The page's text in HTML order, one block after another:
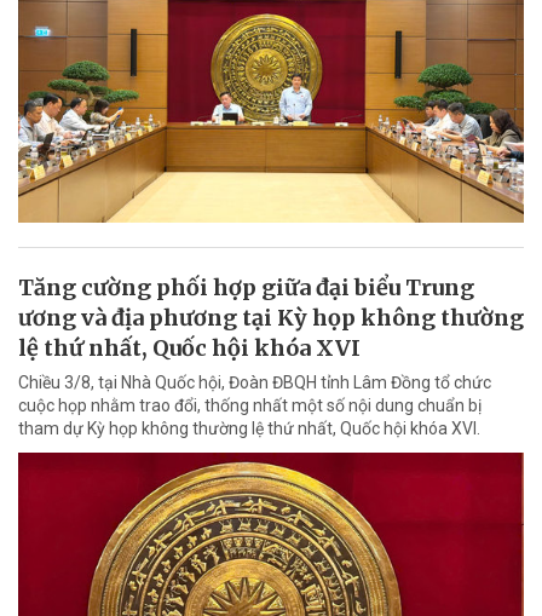
Tăng cường phối hợp giữa đại biểu Trung
ương và địa phương tại Kỳ họp không thường
lệ thứ nhất, Quốc hội khóa XVI
Chiều 3/8, tại Nhà Quốc hội, Đoàn ĐBQH tỉnh Lâm Đồng tổ chức
cuộc họp nhằm trao đổi, thống nhất một số nội dung chuẩn bị
tham dự Kỳ họp không thường lệ thứ nhất, Quốc hội khóa XVI.